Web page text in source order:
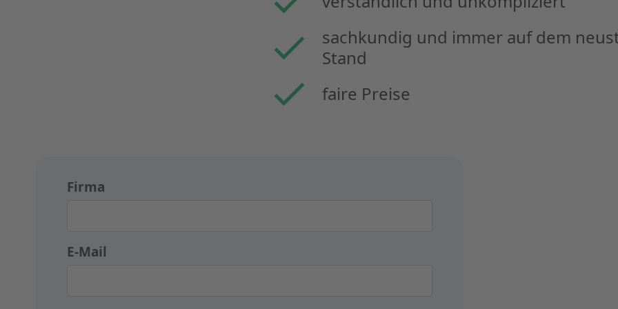
sachkundig und immer auf dem
Stand
faire Preise
Firma
E-Mail